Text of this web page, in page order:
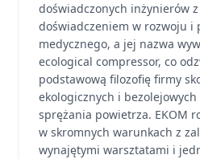
doświadczonych inżynierów
doświadczeniem w rozwoju i
medycznego, a jej nazwa
ecological compressor, co
podstawową filozofię firmy
ekologicznych i
sprężania powietrza. EKOM
w skromnych warunkach z
wynajętymi warsztatami i